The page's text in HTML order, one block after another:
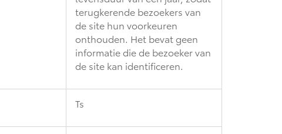
terugkerende bezoekers van
de site hun voorkeuren
onthouden. Het bevat geen
informatie die de bezoeker van
de site kan identificeren.
Ts